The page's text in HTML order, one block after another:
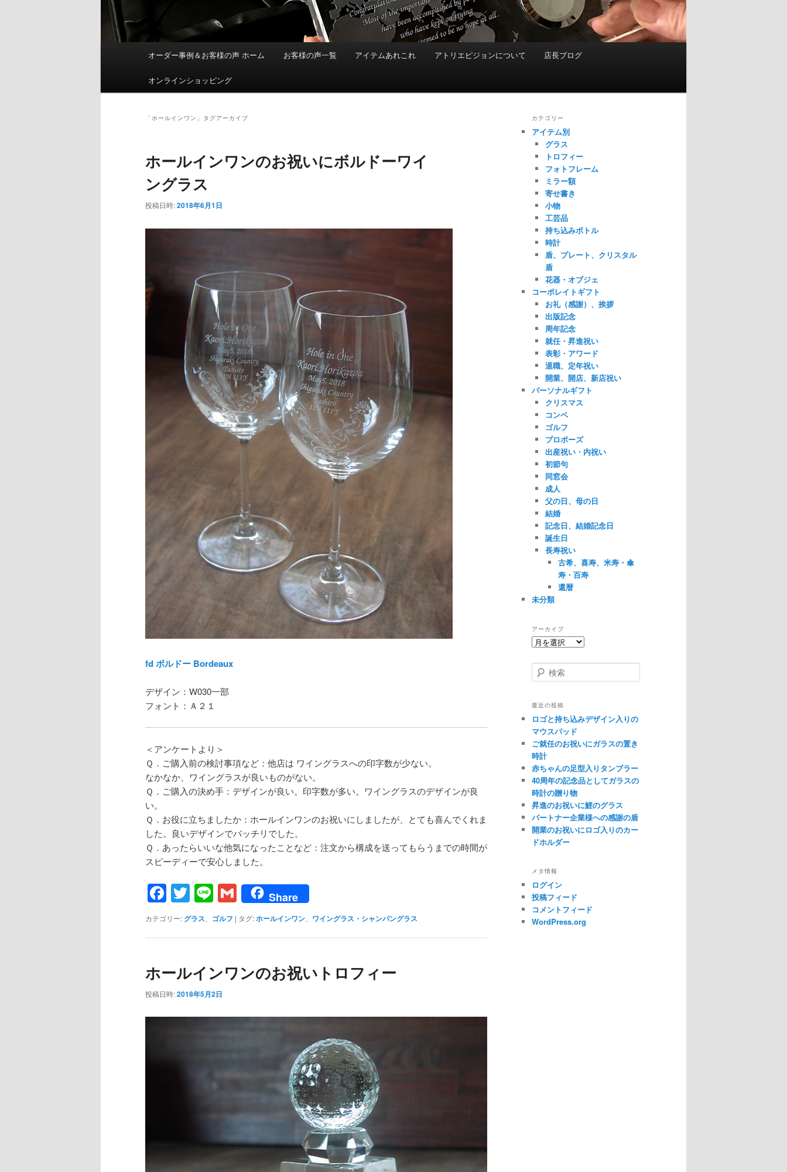
メ
オーダー事例＆お客様の声 ホーム お客様の声一覧 アイテムあれこれ アトリエピジョンについて 店長ブログ
オンラインショッピング
「ホールインワン 」タグアーカイブ
ホールインワンのお祝いにボルドーワイ
ングラス
投稿日時:2018年6月1日
fd ボルドー Bordeaux
デザイン：W030一部
フォント：Ａ２１
＜アンケートより＞
Ｑ．ご購入前の検討事項など：他店は ワイングラスへの印字数が少ない。
なかなか、ワイングラスが良いものがない。
Ｑ．ご購入の決め手：デザインが良い。印字数が多い。ワイングラスのデザインが良
い。
Ｑ．お役に立ちましたか：ホールインワンのお祝いにしましたが、とても喜んでくれま
した。良いデザインでバッチリでした。
Ｑ．あったらいいな他気になったことなど：注文から構成を送ってもらうまでの時間が
スピーディーで安心しました。
Facebook
Twitter
LineGmail
Share
カテゴリー: グラス ゴルフ | タグ:ホールインワン ワイングラス・シャンパングラス
ホールインワンのお祝いトロフィー
投稿日時:2018年5月2日
カテゴリー
アイテム別
グラス
トロフィー
フォトフレーム
ミラー額
寄せ書き
小物
工芸品
持ち込みボトル
時計
盾、プレート、クリスタル
盾
花器・オブジェ
コーポレイトギフト
お礼（感謝）、挨拶
出版記念
周年記念
就任・昇進祝い
表彰・アワード
退職、定年祝い
開業、開店、新店祝い
パーソナルギフト
クリスマス
コンペ
ゴルフ
プロポーズ
出産祝い・内祝い
初節句
同窓会
成人
父の日、母の日
結婚
記念日、結婚記念日
誕生日
長寿祝い
古希、喜寿、米寿・傘
寿・百寿
還暦
未分類
アーカイブ
ア
カ
イ
検
索
最近の投稿
ロゴと持ち込みデザイン入りの
マウスパッド
ご就任のお祝いにガラスの置き
時計
赤ちゃんの足型入りタンブラー
40周年の記念品としてガラスの
時計の贈り物
昇進のお祝いに鯉のグラス
パートナー企業様への感謝の盾
開業のお祝いにロゴ入りのカー
ドホルダー
メタ情報
ログイン
投稿フィード
コメントフィード
WordPress.org